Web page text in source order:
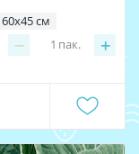
60х45 см
− +
1 пак.